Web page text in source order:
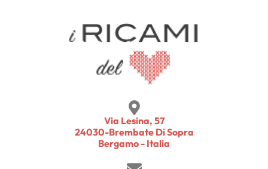
Via Lesina, 57
24030-Brembate Di Sopra
Bergamo - Italia